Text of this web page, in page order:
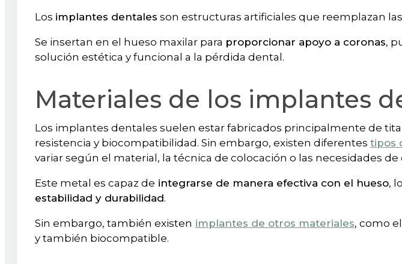
Los implantes dentales son estructuras artificiales que reemplazan
Se insertan en el hueso maxilar para proporcionar apoyo a coronas,
solución estética y funcional a la pérdida dental.
Materiales de los implantes
Los implantes dentales suelen estar fabricados principalmente de
resistencia y biocompatibilidad. Sin embargo, existen diferentes tipos
variar según el material, la técnica de colocación o las necesidades de
Este metal es capaz de integrarse de manera efectiva con el hueso,
estabilidad y durabilidad.
Sin embargo, también existen implantes de otros materiales, como
y también biocompatible.